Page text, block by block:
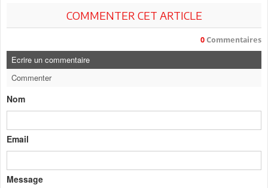
COMMENTER CET ARTICLE
0 Commentaires
Ecrire un commentaire
Commenter
Nom
Email
Message